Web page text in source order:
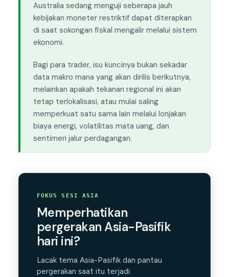
Australia sedang menguji seberapa jauh
kebijakan moneter restriktif dapat diterapkan
di saat sokongan fiskal mengalir melalui sistem
ekonomi.
Bagi para trader, isu kuncinya bukan sekadar
data makro mana yang akan dirilis berikutnya,
melainkan apakah tekanan regional ini akan
tetap terlokalisasi, atau mulai saling
memperkuat satu sama lain melalui lonjakan
biaya energi, volatilitas mata uang, dan
sentimen jalur perdagangan.
FOKUS SESI ASIA
Memperhatikan
pergerakan Asia-Pasifik
hari ini?
Lacak tema Asia-Pasifik dan pantau
pergerakan saat itu terjadi.